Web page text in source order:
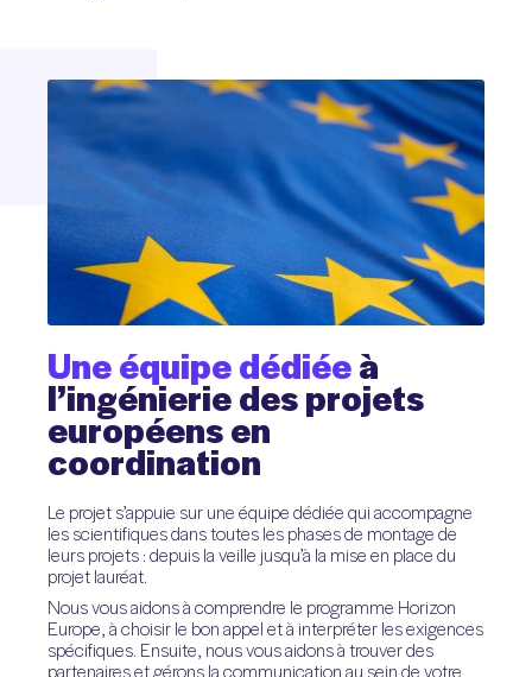
Uneéquipedédiéeà
l’ingénieriedesprojets
européensen
coordination
Le projet s’appuie sur une équipe dédiée qui accompagne
les scientifiques dans toutes les phases de montage de
leurs projets : depuis la veille jusqu’à la mise en place du
projet lauréat.
Nous vous aidons à comprendre le programme Horizon
Europe, à choisir le bon appel et à interpréter les exigences
spécifiques. Ensuite, nous vous aidons à trouver des
partenaires et gérons la communication au sein de votre